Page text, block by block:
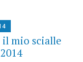
mio scialle